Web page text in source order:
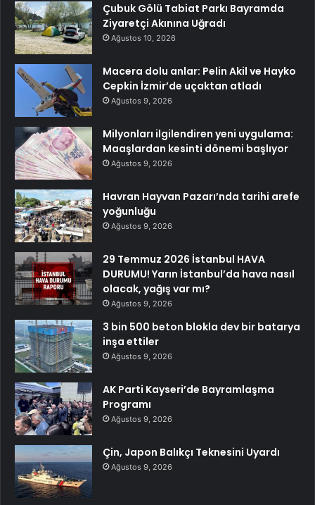
Çubuk Gölü Tabiat Parkı Bayramda
Ziyaretçi Akınına Uğradı
Ağustos 10, 2026
Macera dolu anlar: Pelin Akil ve Hayko
Cepkin İzmir’de uçaktan atladı
Ağustos 9, 2026
Milyonları ilgilendiren yeni uygulama:
Maaşlardan kesinti dönemi başlıyor
Ağustos 9, 2026
Havran Hayvan Pazarı’nda tarihi arefe
yoğunluğu
Ağustos 9, 2026
29 Temmuz 2026 İstanbul HAVA
DURUMU! Yarın İstanbul’da hava nasıl
olacak, yağış var mı?
Ağustos 9, 2026
3 bin 500 beton blokla dev bir batarya
inşa ettiler
Ağustos 9, 2026
AK Parti Kayseri’de Bayramlaşma
Programı
Ağustos 9, 2026
Çin, Japon Balıkçı Teknesini Uyardı
Ağustos 9, 2026